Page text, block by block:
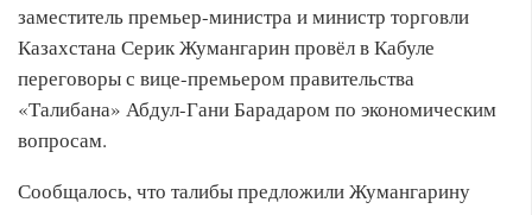
заместитель премьер-министра и министр торговли
Казахстана Серик Жумангарин провёл в Кабуле
переговоры с вице-премьером правительства
«Талибана» Абдул-Гани Барадаром по экономическим
вопросам.
Сообщалось, что талибы предложили Жумангарину